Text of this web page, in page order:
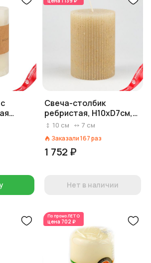
Свеча-столбик
ребристая, H10xD7см,
кремовый
10 см 7 см
Заказали167раз
1 752 ₽
Нет в наличии
По промоЛЕТО
цена 702 ₽